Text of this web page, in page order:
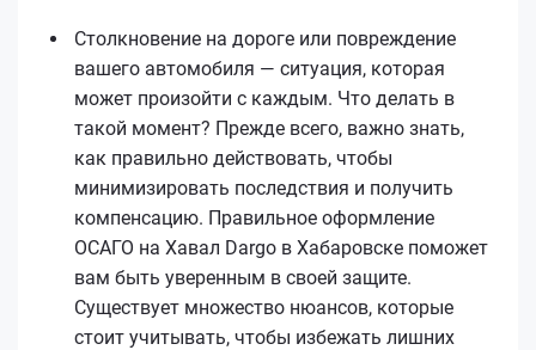
Столкновение на дороге или повреждение
вашего автомобиля — ситуация, которая
может произойти с каждым. Что делать в
такой момент? Прежде всего, важно знать,
как правильно действовать, чтобы
минимизировать последствия и получить
компенсацию. Правильное оформление
ОСАГО на Хавал Dargo в Хабаровске поможет
вам быть уверенным в своей защите.
Существует множество нюансов, которые
стоит учитывать, чтобы избежать лишних